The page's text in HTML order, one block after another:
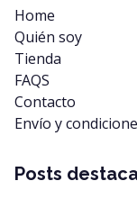
Home
Quién soy
Tienda
FAQS
Contacto
Envío y
Posts